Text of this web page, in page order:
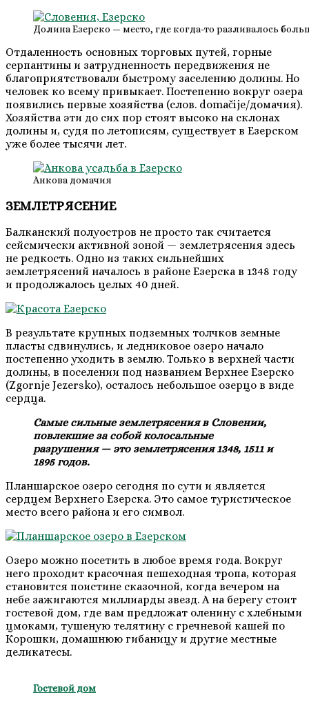
Долина Езерско — место, где когда-то разливалось
Отдаленность основных торговых путей, горные
серпантины и затрудненность передвижения не
благоприятствовали быстрому заселению долины. Но
человек ко всему привыкает. Постепенно вокруг озера
появились первые хозяйства (слов. domačije/домачия).
Хозяйства эти до сих пор стоят высоко на склонах
долины и, судя по летописям, существует в Езерском
уже более тысячи лет.
Анкова домачия
ЗЕМЛЕТРЯСЕНИЕ
Балканский полуостров не просто так считается
сейсмически активной зоной — землетрясения здесь
не редкость. Одно из таких сильнейших
землетрясений началось в районе Езерска в 1348 году
и продолжалось целых 40 дней.
В результате крупных подземных толчков земные
пласты сдвинулись, и ледниковое озеро начало
постепенно уходить в землю. Только в верхней части
долины, в поселении под названием Верхнее Езерско
(Zgornje Jezersko), осталось небольшое озерцо в виде
сердца.
Самые сильные землетрясения в Словении,
повлекшие за собой колосальные
разрушения — это землетрясения 1348, 1511 и
1895 годов.
Планшарское озеро сегодня по сути и является
сердцем Верхнего Езерска. Это самое туристическое
место всего района и его символ.
Озеро можно посетить в любое время года. Вокруг
него проходит красочная пешеходная тропа, которая
становится поистине сказочной, когда вечером на
небе зажигаются миллиарды звезд. А на берегу стоит
гостевой дом, где вам предложат оленину с хлебными
цмоками, тушеную телятину с гречневой кашей по
Корошки, домашнюю гибаницу и другие местные
деликатесы.
Гостевой дом